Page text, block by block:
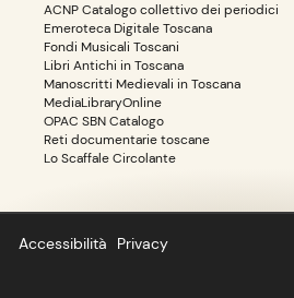
ACNP Catalogo collettivo dei periodici
Emeroteca Digitale Toscana
Fondi Musicali Toscani
Libri Antichi in Toscana
Manoscritti Medievali in Toscana
MediaLibraryOnline
OPAC SBN Catalogo
Reti documentarie toscane
Lo Scaffale Circolante
Accessibilità Privacy